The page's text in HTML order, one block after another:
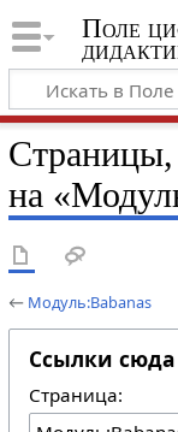
Поле
на
← Модуль:Babanas
Ссылки сюда
Страница: